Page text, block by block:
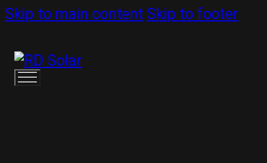
Skip to main content Skip to footer